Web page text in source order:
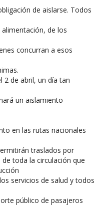
de aislarse. Todos
de los
concurran a esos
2 de abril, un día tan
un aislamiento
en las rutas nacionales
traslados por
toda la circulación que
servicios de salud y todos
público de pasajeros